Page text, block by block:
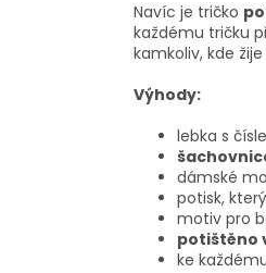
Navíc je tričko
každému tričku
kamkoliv, kde
Výhody:
lebka s
dámské
potisk,
motiv pro
potištěno
ke